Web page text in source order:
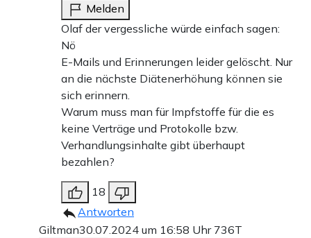
Melden
Olaf der vergessliche würde einfach sagen:
Nö
E-Mails und Erinnerungen leider gelöscht. Nur
an die nächste Diätenerhöhung können sie
sich erinnern.
Warum muss man für Impfstoffe für die es
keine Verträge und Protokolle bzw.
Verhandlungsinhalte gibt überhaupt
bezahlen?
18
Antworten
Giltman30.07.2024 um 16:58 Uhr 736T